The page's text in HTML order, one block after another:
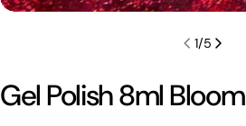
1/5
Gel Polish 8ml Bloom